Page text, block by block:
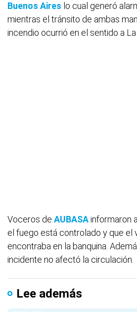
Buenos Aires lo cual generó
mientras el tránsito de ambas
incendio ocurrió en el sentido a La
Voceros de AUBASAinformaron a
el fuego está controlado y que el
encontraba en la banquina.
incidente no afectó la circulación.
Lee además